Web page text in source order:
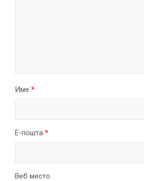
Име *
Е-пошта *
Веб место